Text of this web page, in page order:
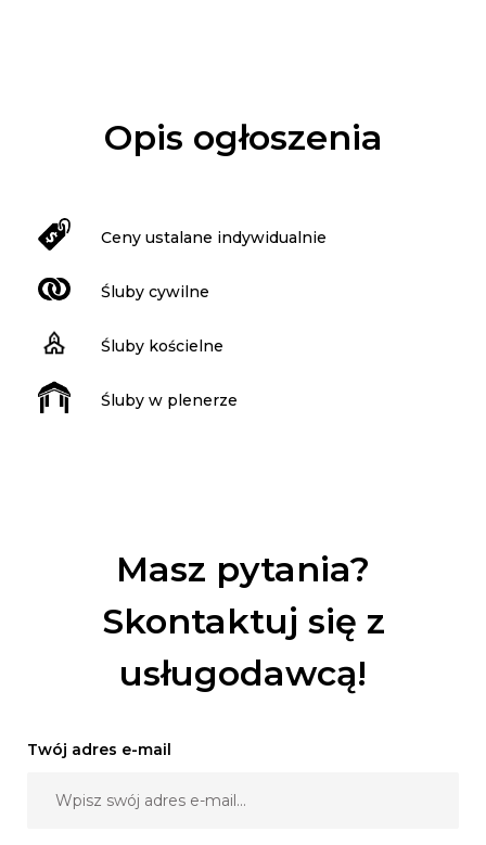
Opis ogłoszenia
Ceny ustalane indywidualnie
Śluby cywilne
Śluby kościelne
Śluby w plenerze
Masz pytania?
Skontaktuj się z
usługodawcą!
Twój adres e-mail